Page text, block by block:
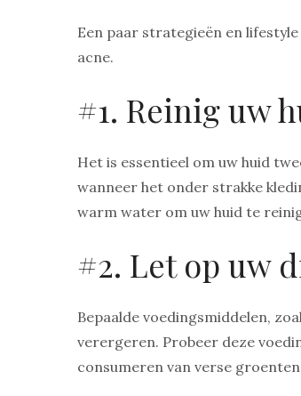
Een paar strategieën en
acne.
#1. Reinig uw
Het is essentieel om uw huid
wanneer het onder strakke
warm water om uw huid te
#2. Let op uw
Bepaalde voedingsmiddelen,
verergeren. Probeer deze
consumeren van verse